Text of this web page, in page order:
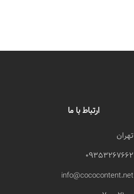
ارتباط با ما
تهران
09353267662
info@cococontent.net